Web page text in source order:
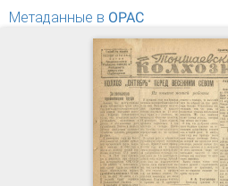
Метаданные в OPAC